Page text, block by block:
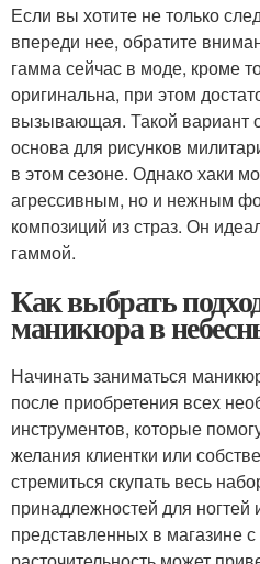
Если вы хотите не только
впереди нее, обратите
гамма сейчас в моде, кроме
оригинальна, при этом
вызывающая. Такой вариант
основа для рисунков
в этом сезоне. Однако хаки
агрессивным, но и нежным
композиций из страз. Он
гаммой.
Как выбрать
маникюра в
Начинать заниматься
после приобретения всех
инструментов, которые
желания клиентки или
стремиться скупать весь
принадлежностей для ногтей
представленных в магазине с